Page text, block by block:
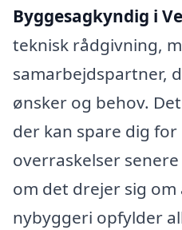
Byggesagkyndig i
teknisk rådgivning,
samarbejdspartner,
ønsker og behov.
der kan spare dig
overraskelser
om det drejer sig
nybyggeri opfylder